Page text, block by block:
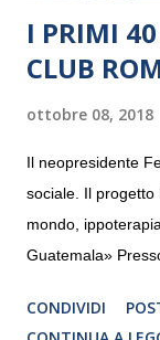
I PRIMI
CLUB
ottobre 08, 2018
Il neopresidente
sociale. Il progetto
mondo,
Guatemala»
programmazione
CONDIVIDI